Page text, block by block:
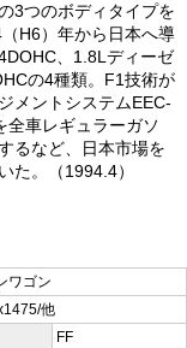
3つのボディタイプを
H6）年から日本へ導
、1.8Lディーゼ
の4種類。F1技術が
メントシステムEEC-
全車レギュラーガソ
るなど、日本市場を
た。（1994.4）
ワゴン
他
FF